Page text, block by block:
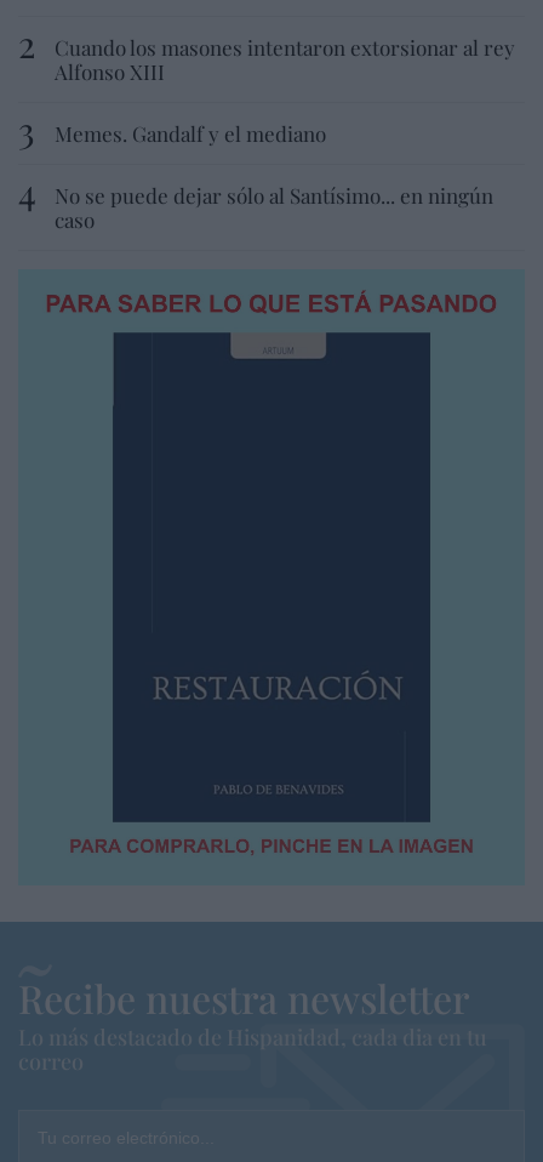
Cuando los masones intentaron extorsionar al rey
Alfonso XIII
Memes. Gandalf y el mediano
No se puede dejar sólo al Santísimo... en ningún
caso
Recibe nuestra newsletter
Lo más destacado de Hispanidad, cada dia en tu
correo
Tu correo electrónico...